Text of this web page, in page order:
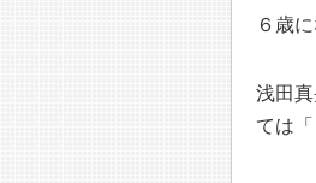
６歳
浅田
ては